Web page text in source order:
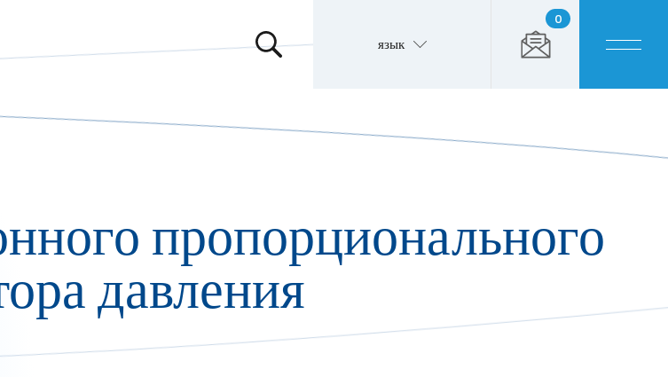
язык
0
пропорционального
давления